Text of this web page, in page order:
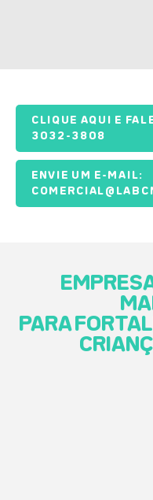
CLIQUE AQUI E
3032-3808
ENVIE UM E-MAIL:
PARA